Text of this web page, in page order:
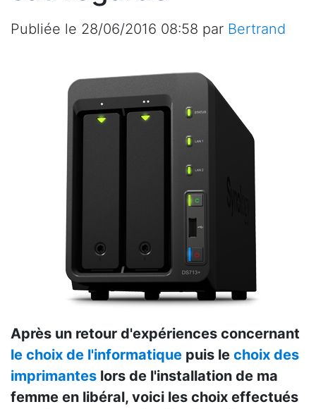
Publiée le 28/06/2016 08:58 par Bertrand
Après un retour d'expériences concernant
le choix de l'informatique puis le choix des
imprimantes lors de l'installation de ma
femme en libéral, voici les choix effectués